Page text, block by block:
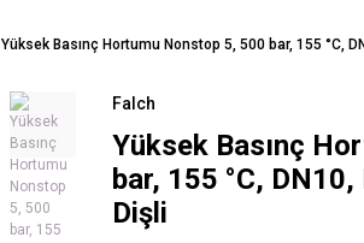
Yüksek Basınç Hortumu Nonstop 5, 500 bar, 155 °C,
Falch
Yüksek Basınç
bar, 155 °C,
Dişli